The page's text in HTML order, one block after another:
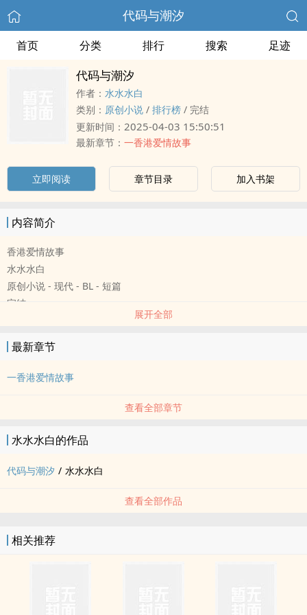
代码与潮汐
首页 分类 排行 搜索 足迹
代码与潮汐
作者： 水水水白
类别： 原创小说 / 排行榜 / 完结
更新时间： 2025-04-03 15:50:51
最新章节： 一香港爱情故事
立即阅读 章节目录 加入书架
内容简介
香港爱情故事
水水水白
原创小说 - 现代 - BL - 短篇
完结
展开全部
最新章节
一香港爱情故事
查看全部章节
水水水白的作品
代码与潮汐 / 水水水白
查看全部作品
相关推荐